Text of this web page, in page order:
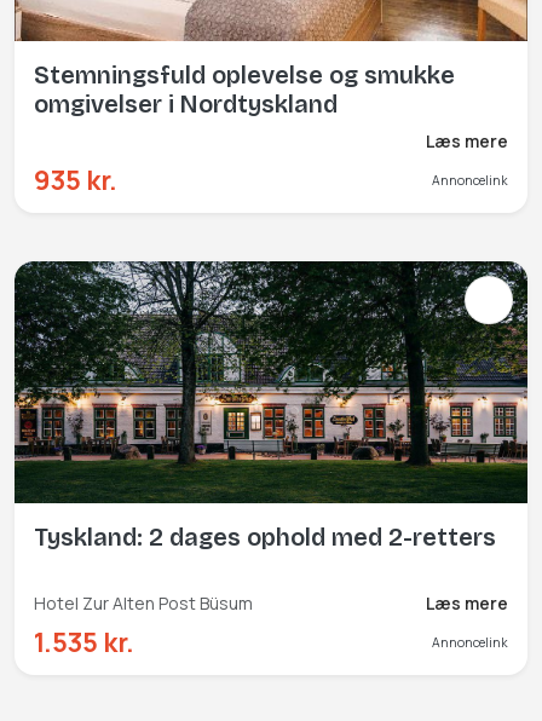
Stemningsfuld oplevelse og smukke
omgivelser i Nordtyskland
Læs mere
935 kr. Annoncelink
Tyskland: 2 dages ophold med 2-retters
Hotel Zur Alten Post Büsum Læs mere
1.535 kr. Annoncelink